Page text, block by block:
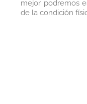
mejor podremos
de la condición